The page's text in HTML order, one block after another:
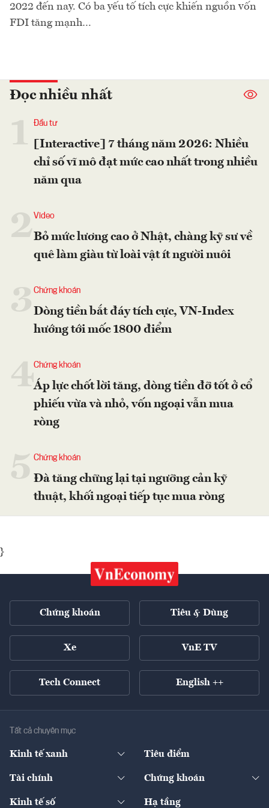
2022 đến nay. Có ba yếu tố tích cực khiến nguồn vốn
FDI tăng mạnh…
Đọc nhiều nhất
Đầu tư
[Interactive] 7 tháng năm 2026: Nhiều
chỉ số vĩ mô đạt mức cao nhất trong nhiều
năm qua
2Video
Bỏ mức lương cao ở Nhật, chàng kỹ sư về
quê làm giàu từ loài vật ít người nuôi
Chứng khoán
Dòng tiền bắt đáy tích cực, VN-Index
hướng tới mốc 1800 điểm
4Chứng khoán
Áp lực chốt lời tăng, dòng tiền đỡ tốt ở cổ
phiếu vừa và nhỏ, vốn ngoại vẫn mua
ròng
Chứng khoán
Đà tăng chững lại tại ngưỡng cản kỹ
thuật, khối ngoại tiếp tục mua ròng
}
Chứng khoán Tiêu & Dùng
Xe VnE TV
Tech Connect English ++
Tất cả chuyên mục
Kinh tế xanh Tiêu điểm
Tài chính
Ngân hàng
Chứng khoán
Doanh nghiệp niêm yết
Kinh tế số Hạ tầng